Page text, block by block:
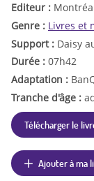
Editeur :
Genre : Livres et
Support : Daisy
Durée : 07h42
Adaptation :
Tranche d'âge :
Télécharger le
Ajouter à ma